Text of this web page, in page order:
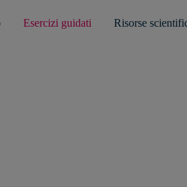
Esercizi guidati Risorse